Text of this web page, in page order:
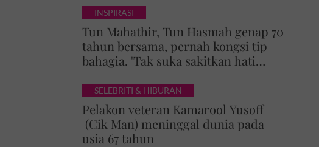
INSPIRASI
Tun Mahathir, Tun Hasmah genap 70
tahun bersama, pernah kongsi tip
bahagia. 'Tak suka sakitkan hati
hayat'
SELEBRITI & HIBURAN
Pelakon veteran Kamarool Yusoff
(Cik Man) meninggal dunia pada
usia 67 tahun